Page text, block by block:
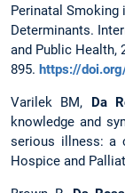
Perinatal Smoking
Determinants.
and Public Health,
895. https://
Varilek BM, Da
knowledge and
serious illness: a
Hospice and